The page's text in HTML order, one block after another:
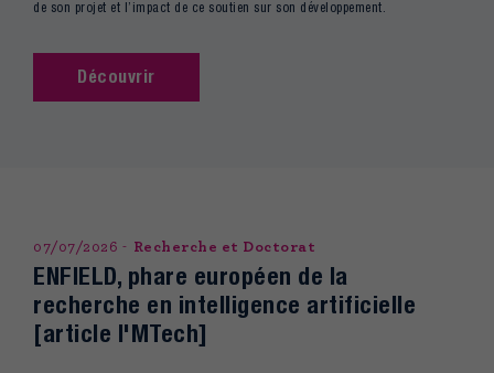
de son projet et l’impact de ce soutien sur son développement.
Découvrir
07/07/2026 Recherche et Doctorat
ENFIELD, phare européen de la
recherche en intelligence artificielle
[article I'MTech]